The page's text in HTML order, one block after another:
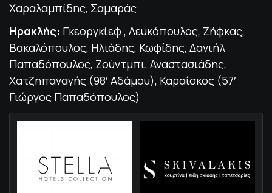
Χαραλαμπίδης, Σαμαράς
Ηρακλής: Γκεοργκίεφ , Λευκόπουλος, Ζήφκας,
Βακαλόπουλος, Ηλιάδης, Κωφίδης, Δανιήλ
Παπαδόπουλος, Ζούντμπι, Αναστασιάδης,
Χατζηπαναγής (98′ Αδάμου), Καραΐσκος (57′
Γιώργος Παπαδόπουλος)